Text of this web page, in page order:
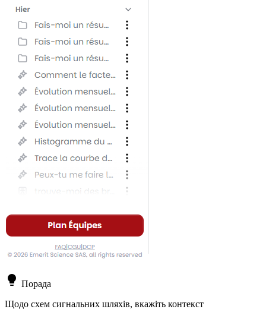
lightbulb Порада
Щодо схем сигнальних шляхів, вкажіть контекст